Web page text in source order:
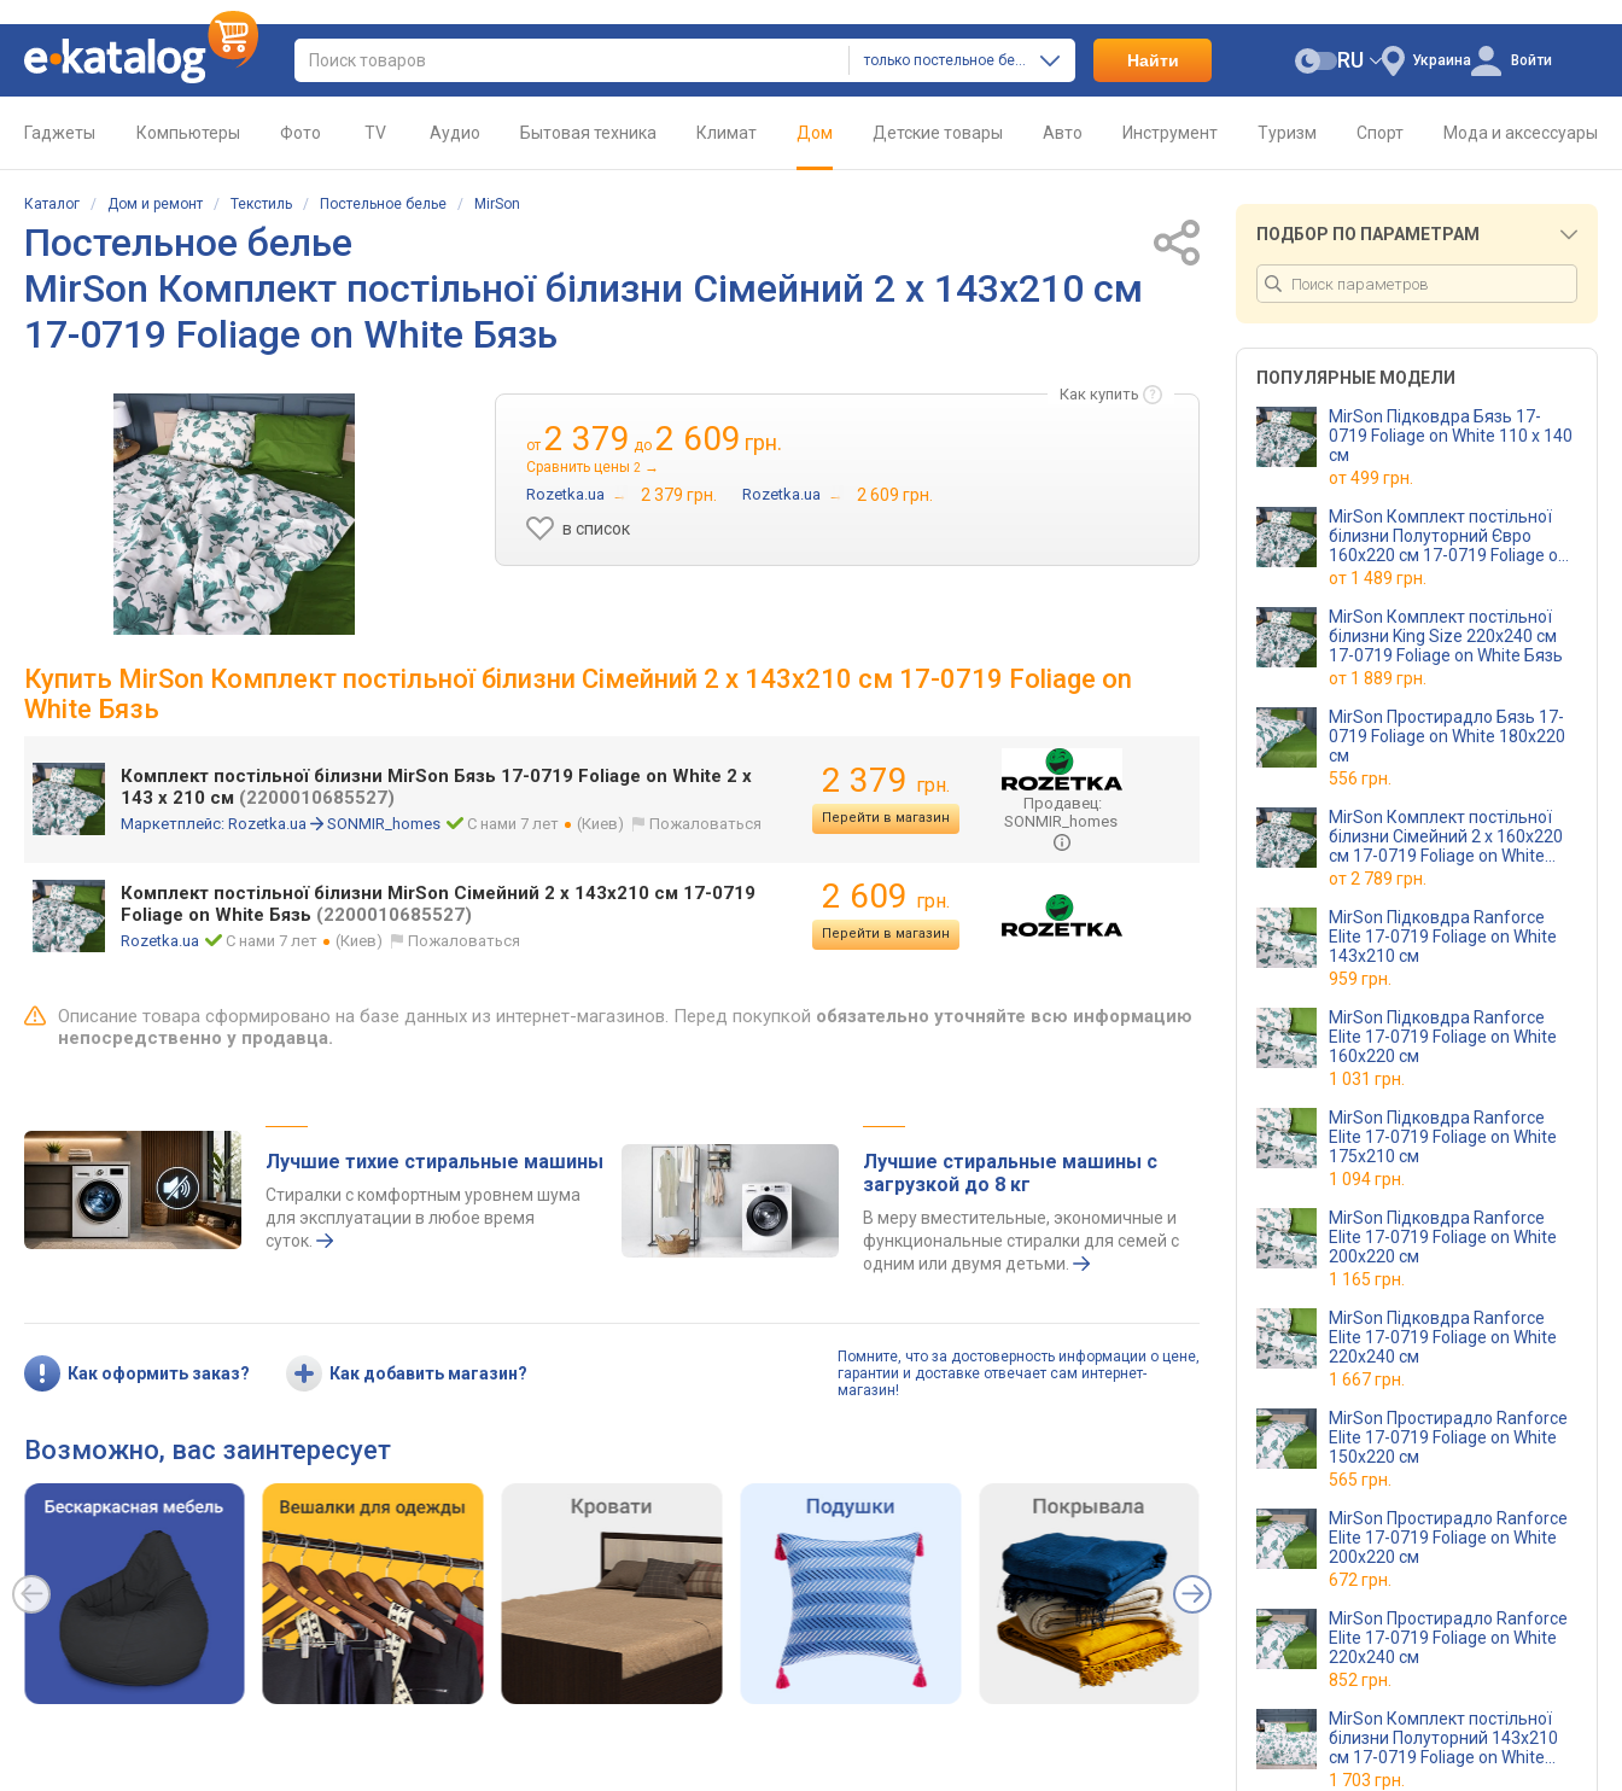
только постельное белье Найти Украина
RU Войти
Гаджеты Компьютеры Фото TV Аудио Бытовая техника Климат Дом Детские товары Авто Инструмент Туризм Спорт Мода и аксессуары
Каталог / Дом и ремонт / Текстиль / Постельное белье / MirSon
Постельное белье
MirSon Комплект постільної білизни Сімейний 2 х 143x210 см
17-0719 Foliage on White Бязь
Как купить
от 2 379 до 2 609 грн.
Сравнить цены 2 →
Rozetka.ua → 2 379 грн. Rozetka.ua →
2 609 грн.
в список
Купить MirSon Комплект постільної білизни Сімейний 2 х 143x210 см 17-0719 Foliage on
White Бязь
Комплект постільної білизни MirSon Бязь 17-0719 Foliage on White 2 x
143 x 210 см (2200010685527)
Маркетплейс: Rozetka.ua SONMIR_homes С нами 7 лет (Киев) Пожаловаться
2 379 грн.
Перейти в магазин
Продавец:
SONMIR_homes
Комплект постільної білизни MirSon Сімейний 2 х 143x210 см 17-0719
Foliage on White Бязь (2200010685527)
Rozetka.ua С нами 7 лет (Киев) Пожаловаться
2 609 грн.
Перейти в магазин
Описание товара сформировано на базе данных из интернет-магазинов. Перед покупкой обязательно уточняйте всю информацию
непосредственно у продавца.
Лучшие тихие стиральные машины
Стиралки с комфортным уровнем шума
для эксплуатации в любое время
суток.
Лучшие стиральные машины с
загрузкой до 8 кг
В меру вместительные, экономичные и
функциональные стиралки для семей с
одним или двумя детьми.
Как оформить заказ? Как добавить магазин?
Помните, что за достоверность информации о цене,
гарантии и доставке отвечает сам интернет-
магазин!
Возможно, вас заинтересует
ПОДБОР ПО ПАРАМЕТРАМ
ПОПУЛЯРНЫЕ МОДЕЛИ
MirSon Підковдра Бязь 17-
0719 Foliage on White 110 x 140
см
от499 грн.
MirSon Комплект постільної
білизни Полуторний Євро
160х220 см 17-0719 Foliage on
White Бязь
от 1 489 грн.
MirSon Комплект постільної
білизни King Size 220х240 см
17-0719 Foliage on White Бязь
от 1 889 грн.
MirSon Простирадло Бязь 17-
0719 Foliage on White 180x220
см
556 грн.
MirSon Комплект постільної
білизни Сімейний 2 х 160x220
см 17-0719 Foliage on White
Бязь
от2 789 грн.
MirSon Підковдра Ranforce
Elite 17-0719 Foliage on White
143х210 см
959 грн.
MirSon Підковдра Ranforce
Elite 17-0719 Foliage on White
160х220 см
1 031 грн.
MirSon Підковдра Ranforce
Elite 17-0719 Foliage on White
175х210 см
1 094 грн.
MirSon Підковдра Ranforce
Elite 17-0719 Foliage on White
200х220 см
1 165 грн.
MirSon Підковдра Ranforce
Elite 17-0719 Foliage on White
220х240 см
1 667 грн.
MirSon Простирадло Ranforce
Elite 17-0719 Foliage on White
150х220 см
565 грн.
MirSon Простирадло Ranforce
Elite 17-0719 Foliage on White
200x220 см
672 грн.
MirSon Простирадло Ranforce
Elite 17-0719 Foliage on White
220x240 см
852 грн.
MirSon Комплект постільної
білизни Полуторний 143х210
см 17-0719 Foliage on White
Ranforce Elite
1 703 грн.